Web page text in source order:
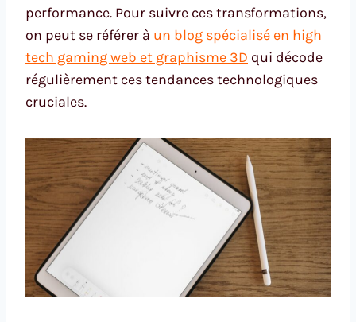
performance. Pour suivre ces transformations,
on peut se référer à un blog spécialisé en high
tech gaming web et graphisme 3D qui décode
régulièrement ces tendances technologiques
cruciales.